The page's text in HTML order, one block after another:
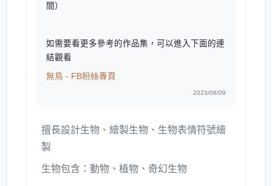
間）
如需要看更多參考的作品集，可以進入下面的連
結觀看
無鳥 - FB粉絲專頁
2023/08/09
擅長設計生物、繪製生物、生物表情符號繪
製
生物包含：動物、植物、奇幻生物